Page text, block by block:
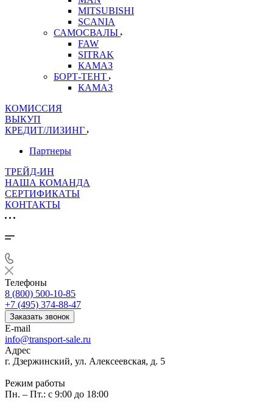
MITSUBISHI
SCANIA
САМОСВАЛЫ
FAW
SITRAK
КАМАЗ
БОРТ-ТЕНТ
КАМАЗ
КОМИССИЯ
ВЫКУП
КРЕДИТ/ЛИЗИНГ
Партнеры
ТРЕЙД-ИН
НАША КОМАНДА
СЕРТИФИКАТЫ
КОНТАКТЫ
Телефоны
8 (800) 500-10-85
+7 (495) 374-88-47
Заказать звонок
E-mail
info@transport-sale.ru
Адрес
г. Дзержинский, ул. Алексеевская, д. 5
Режим работы
Пн. – Пт.: с 9:00 до 18:00